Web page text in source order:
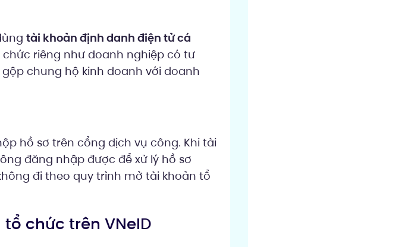
tài khoản định danh điện tử cá
riêng như doanh nghiệp có tư
chung hộ kinh doanh với doanh
hồ sơ trên cổng dịch vụ công. Khi tài
đăng nhập được để xử lý hồ sơ
đi theo quy trình mở tài khoản tổ
chức trên VNeID